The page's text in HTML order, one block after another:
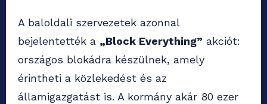
A baloldali szervezetek azonnal
bejelentették a „Block Everything” akciót:
országos blokádra készülnek, amely
érintheti a közlekedést és az
államigazgatást is. A kormány akár 80 ezer